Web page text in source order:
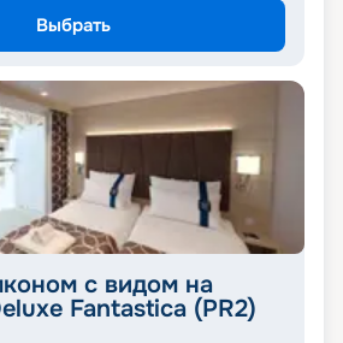
Выбрать
с видом на
Fantastica (PR2)